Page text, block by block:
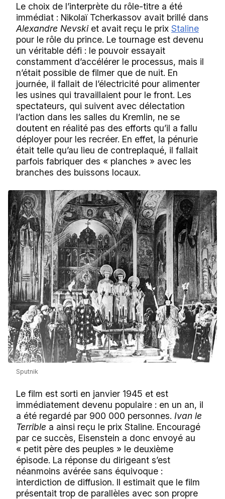
Le choix de l’interprète du rôle-titre a été
immédiat : Nikolaï Tcherkassov avait brillé dans
Alexandre Nevskiet avait reçu le prix Staline
pour le rôle du prince. Le tournage est devenu
un véritable défi : le pouvoir essayait
constamment d’accélérer le processus, mais il
n’était possible de filmer que de nuit. En
journée, il fallait de l’électricité pour alimenter
les usines qui travaillaient pour le front. Les
spectateurs, qui suivent avec délectation
l’action dans les salles du Kremlin, ne se
doutent en réalité pas des efforts qu’il a fallu
déployer pour les recréer. En effet, la pénurie
était telle qu’au lieu de contreplaqué, il fallait
parfois fabriquer des « planches » avec les
branches des buissons locaux.
Sputnik
Le film est sorti en janvier 1945 et est
immédiatement devenu populaire : en un an, il
a été regardé par 900 000 personnes. Ivan le
Terrible a ainsi reçu le prix Staline. Encouragé
par ce succès, Eisenstein a donc envoyé au
« petit père des peuples » le deuxième
épisode. La réponse du dirigeant s’est
néanmoins avérée sans équivoque :
interdiction de diffusion. Il estimait que le film
présentait trop de parallèles avec son propre